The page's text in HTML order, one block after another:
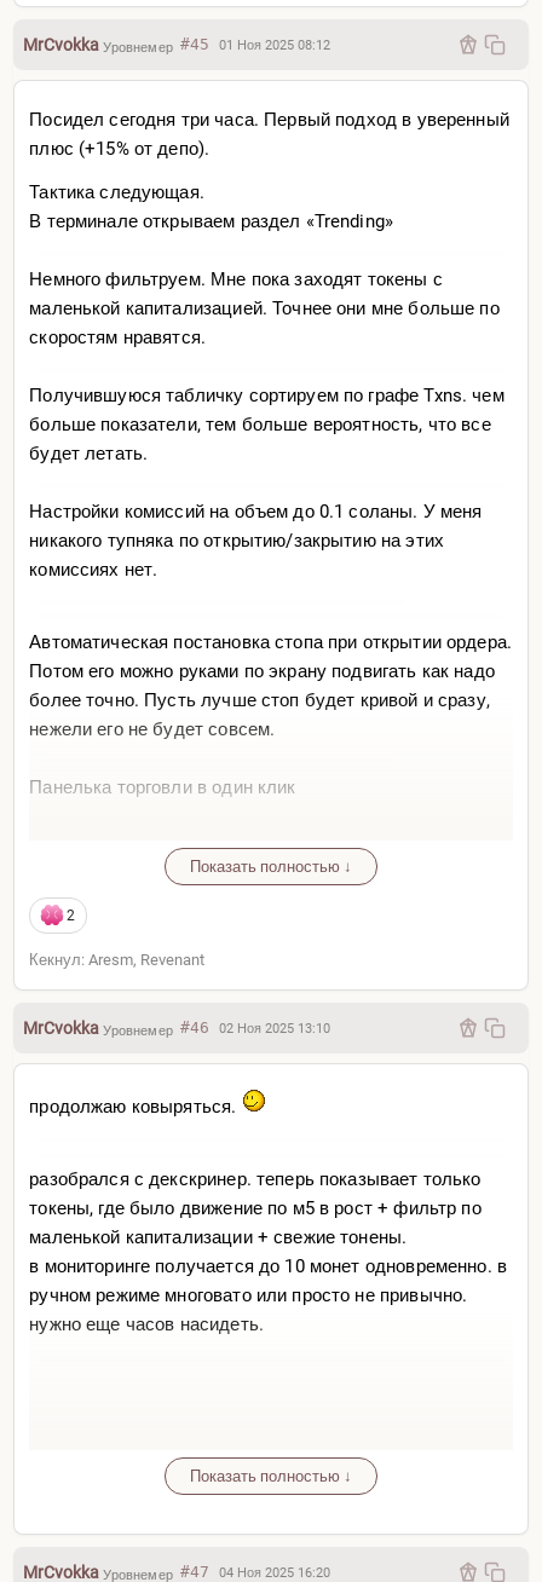
MrCvokkaУровнемер #45 01 Ноя 2025 08:12
Посидел сегодня три часа. Первый подход в уверенный
плюс (+15% от депо).
Тактика следующая.
В терминале открываем раздел «Trending»
Немного фильтруем. Мне пока заходят токены с
маленькой капитализацией. Точнее они мне больше по
скоростям нравятся.
Получившуюся табличку сортируем по графе Txns. чем
больше показатели, тем больше вероятность, что все
будет летать.
Настройки комиссий на объем до 0.1 соланы. У меня
никакого тупняка по открытию/закрытию на этих
комиссиях нет.
Автоматическая постановка стопа при открытии ордера.
Потом его можно руками по экрану подвигать как надо
более точно. Пусть лучше стоп будет кривой и сразу,
нежели его не будет совсем.
Панелька торговли в один клик
Показать полностью ↓
2
Кекнул: Aresm, Revenant
MrCvokkaУровнемер #46 02 Ноя 2025 13:10
продолжаю ковыряться.
разобрался с декскринер. теперь показывает только
токены, где было движение по м5 в рост + фильтр по
маленькой капитализации + свежие тонены.
в мониторинге получается до 10 монет одновременно. в
ручном режиме многовато или просто не привычно.
нужно еще часов насидеть.
Показать полностью ↓
MrCvokkaУровнемер #47 04 Ноя 2025 16:20